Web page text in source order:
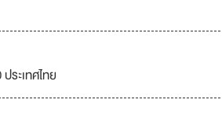
ระเทศไทย